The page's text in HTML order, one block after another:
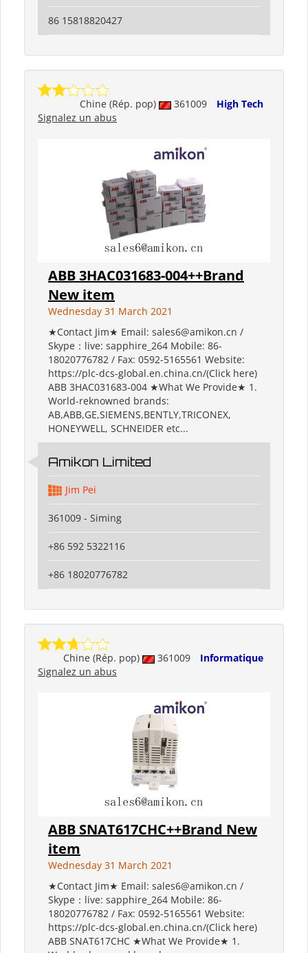
86 15818820427
Chine (Rép. pop) 361009
High Tech
Signalez un abus
ABB 3HAC031683-004++Brand
New item
Wednesday 31 March 2021
★Contact Jim★ Email: sales6@amikon.cn /
Skype：live: sapphire_264 Mobile: 86-
18020776782 / Fax: 0592-5165561 Website:
https://plc-dcs-global.en.china.cn/(Click here)
ABB 3HAC031683-004 ★What We Provide★ 1.
World-reknowned brands:
AB,ABB,GE,SIEMENS,BENTLY,TRICONEX,
HONEYWELL, SCHNEIDER etc...
Amikon Limited
Jim Pei
361009 - Siming
+86 592 5322116
+86 18020776782
Chine (Rép. pop) 361009
Informatique
Signalez un abus
ABB SNAT617CHC++Brand New
item
Wednesday 31 March 2021
★Contact Jim★ Email: sales6@amikon.cn /
Skype：live: sapphire_264 Mobile: 86-
18020776782 / Fax: 0592-5165561 Website:
https://plc-dcs-global.en.china.cn/(Click here)
ABB SNAT617CHC ★What We Provide★ 1.